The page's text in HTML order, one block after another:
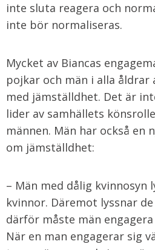
inte sluta reagera och
inte bör normaliseras.
Mycket av Biancas
pojkar och män i alla
med jämställdhet. Det är
lider av samhällets
männen. Män har också en
om jämställdhet:
– Män med dålig kvinnosyn
kvinnor. Däremot lyssnar
därför måste män
När en man engagerar sig